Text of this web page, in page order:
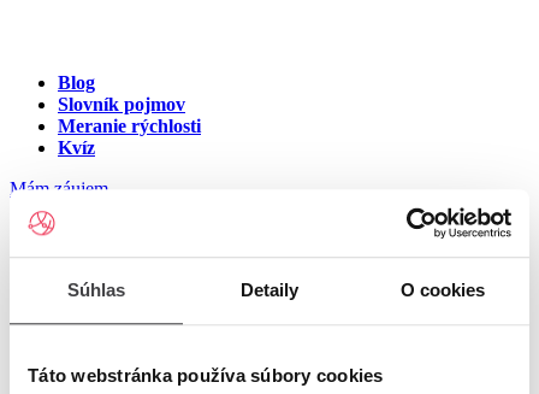
Súhlas Detaily O cookies
Táto webstránka používa súbory cookies
Blog
Slovník pojmov
Meranie rýchlosti
Kvíz
Mám záujem
Internet v meste Malý Lég
Zadajte ulicu a číslo pre zobrazenie ponuky internetu v meste